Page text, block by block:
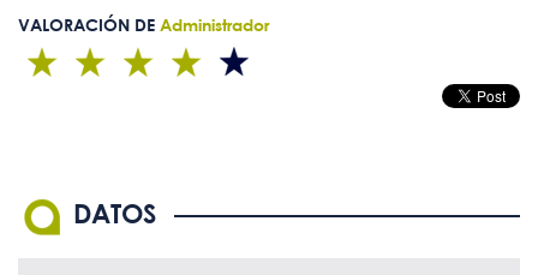
VALORACIÓN DE Administrador
DATOS